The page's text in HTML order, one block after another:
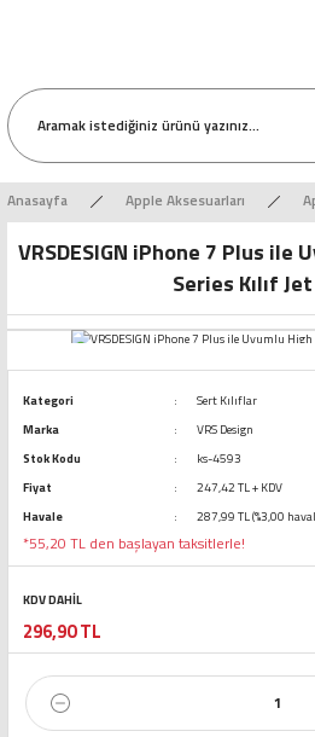
Anasayfa Apple Aksesuarları
VRSDESIGN iPhone 7 Plus ile
Series Kılıf
Kategori
Sert Kılıflar
Marka
VRS Design
Stok Kodu
ks-4593
Fiyat
247,42 TL + KDV
Havale
287,99 TL (%3,00
*55,20 TL den başlayan taksitlerle!
KDV DAHİL
296,90 TL